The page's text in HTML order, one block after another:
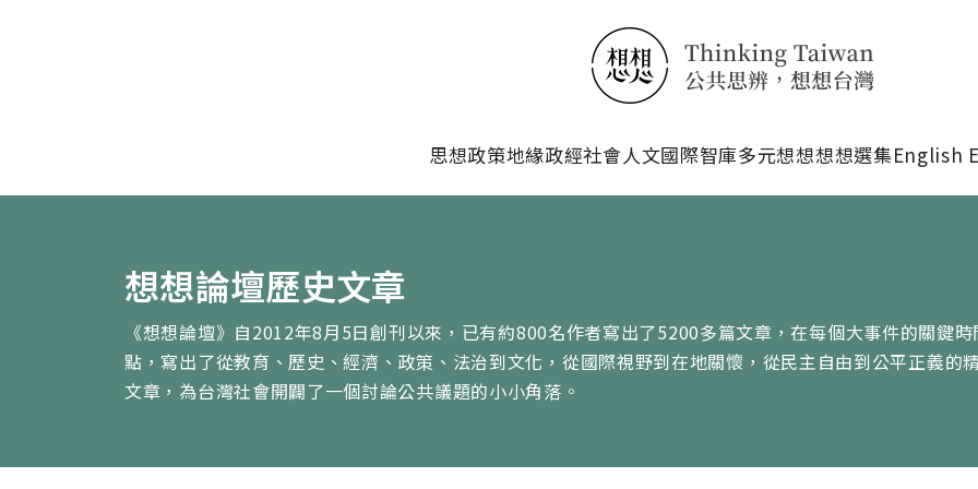
思想政策地緣政經社會人文國際智庫多元想想想想選集English
想想論壇歷史文章
《想想論壇》自2012年8月5日創刊以來，已有約800名作者寫出了5200多篇文章，在每個大事件的關鍵時
點，寫出了從教育、歷史、經濟、政策、法治到文化，從國際視野到在地關懷，從民主自由到公平正義的
文章，為台灣社會開闢了一個討論公共議題的小小角落。